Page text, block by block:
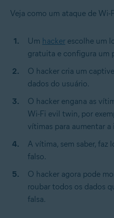
Veja como um ataque de
Um hacker escolhe um
gratuita e configura um
O hacker cria um
dados do usuário.
O hacker engana as
Wi-Fi evil twin, por
vítimas para aumentar
A vítima, sem saber, faz
falso.
O hacker agora pode
roubar todos os dados
falsa.